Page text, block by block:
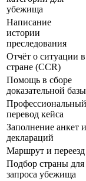
убежища
Написание
истории
преследования
Отчёт о ситуации в
стране (CCR)
Помощь в сборе
доказательной базы
Профессиональный
перевод кейса
Заполнение анкет и
деклараций
Маршрут и переезд
Подбор страны для
запроса убежища